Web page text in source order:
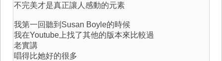
不完美才是真正讓人感動的元素
我第一回聽到Susan Boyle的時候
我在Youtube上找了其他的版本來比較過
老實講
唱得比她好的很多